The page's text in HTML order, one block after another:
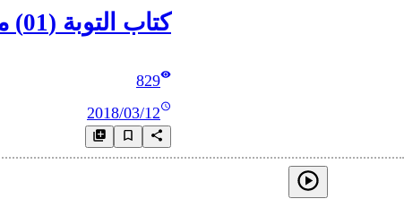
كتاب التوبة (01) من بداية الكتاب – إلى باب في الحض على التوبة والفرح بها
829
2018/03/12